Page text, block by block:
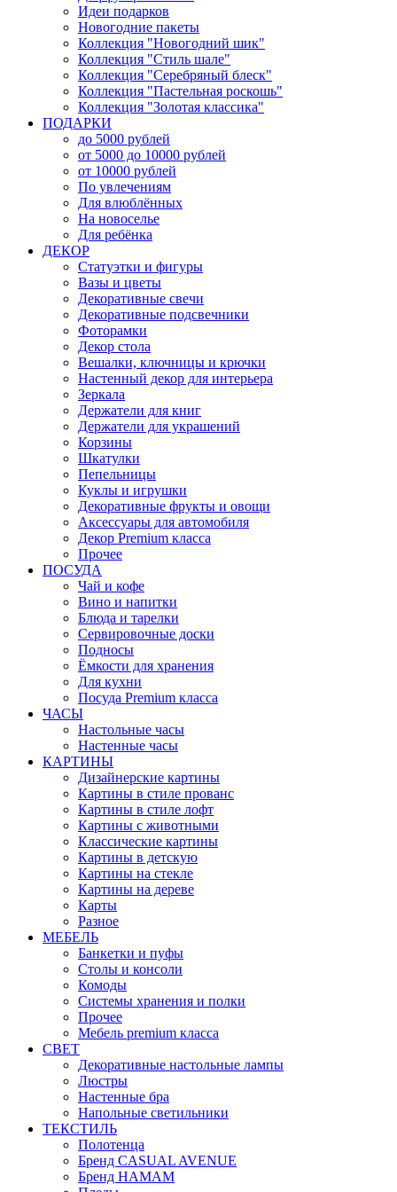
Идеи подарков
Новогодние пакеты
Коллекция "Новогодний шик"
Коллекция "Стиль шале"
Коллекция "Серебряный блеск"
Коллекция "Пастельная роскошь"
Коллекция "Золотая классика"
ПОДАРКИ
до 5000 рублей
от 5000 до 10000 рублей
от 10000 рублей
По увлечениям
Для влюблённых
На новоселье
Для ребёнка
ДЕКОР
Статуэтки и фигуры
Вазы и цветы
Декоративные свечи
Декоративные подсвечники
Фоторамки
Декор стола
Вешалки, ключницы и крючки
Настенный декор для интерьера
Зеркала
Держатели для книг
Держатели для украшений
Корзины
Шкатулки
Пепельницы
Куклы и игрушки
Декоративные фрукты и овощи
Аксессуары для автомобиля
Декор Premium класса
Прочее
ПОСУДА
Чай и кофе
Вино и напитки
Блюда и тарелки
Сервировочные доски
Подносы
Ёмкости для хранения
Для кухни
Посуда Premium класса
ЧАСЫ
Настольные часы
Настенные часы
КАРТИНЫ
Дизайнерские картины
Картины в стиле прованс
Картины в стиле лофт
Картины с животными
Классические картины
Картины в детскую
Картины на стекле
Картины на дереве
Карты
Разное
МЕБЕЛЬ
Банкетки и пуфы
Столы и консоли
Комоды
Системы хранения и полки
Прочее
Мебель premium класса
СВЕТ
Декоративные настольные лампы
Люстры
Настенные бра
Напольные светильники
ТЕКСТИЛЬ
Полотенца
Бренд CASUAL AVENUE
Бренд HAMAM